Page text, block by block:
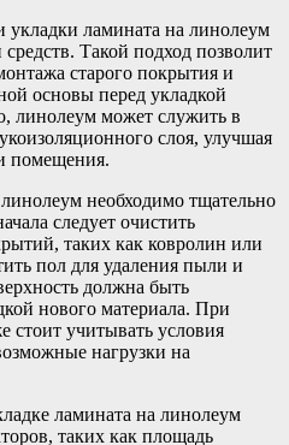
ламината на линолеум
Такой подход позволит
старого покрытия и
основы перед укладкой
линолеум может служить в
слоя, улучшая
помещения.
необходимо тщательно
следует очистить
таких как ковролин или
пол для удаления пыли и
должна быть
нового материала. При
стоит учитывать условия
нагрузки на
ламината на линолеум
таких как площадь